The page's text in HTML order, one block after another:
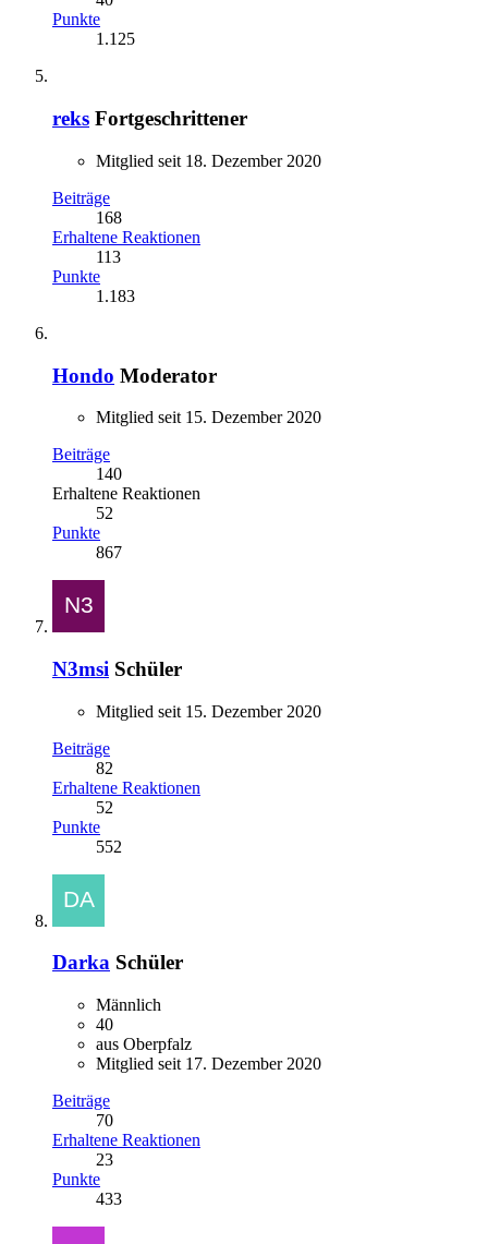
Punkte
1.125
reks Fortgeschrittener
Mitglied seit 18. Dezember 2020
Beiträge
168
Erhaltene Reaktionen
113
Punkte
1.183
Hondo Moderator
Mitglied seit 15. Dezember 2020
Beiträge
140
Erhaltene Reaktionen
52
Punkte
867
N3msi Schüler
Mitglied seit 15. Dezember 2020
Beiträge
82
Erhaltene Reaktionen
52
Punkte
552
Darka Schüler
Männlich
40
aus Oberpfalz
Mitglied seit 17. Dezember 2020
Beiträge
70
Erhaltene Reaktionen
23
Punkte
433